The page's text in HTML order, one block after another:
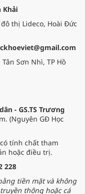
Khải
thị Lideco, Hoài Đức
Sơn Nhì, TP Hồ
- GS.TS Trương
(Nguyên GĐ Học
tính chất tham
hoặc điều trị.
228
tiền mặt và không
thông hoặc cá